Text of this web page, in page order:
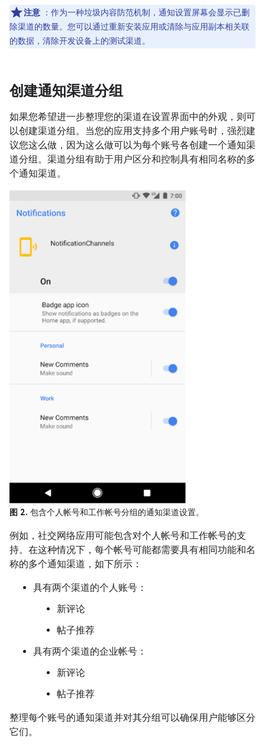
注意 ：作为一种垃圾内容防范机制，通知设置屏幕会显示已删
除渠道的数量。您可以通过重新安装应用或清除与应用副本相关联
的数据，清除开发设备上的测试渠道。
创建通知渠道分组
如果您希望进一步整理您的渠道在设置界面中的外观，则可
以创建渠道分组。当您的应用支持多个用户账号时，强烈建
议您这么做，因为这么做可以为每个账号各创建一个通知渠
道分组。渠道分组有助于用户区分和控制具有相同名称的多
个通知渠道。
图 2. 包含个人帐号和工作帐号分组的通知渠道设置。
例如，社交网络应用可能包含对个人帐号和工作帐号的支
持。在这种情况下，每个帐号可能都需要具有相同功能和名
称的多个通知渠道，如下所示：
具有两个渠道的个人账号：
新评论
帖子推荐
具有两个渠道的企业帐号：
新评论
帖子推荐
整理每个账号的通知渠道并对其分组可以确保用户能够区分
它们。